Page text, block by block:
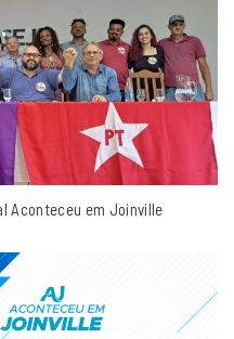
Aconteceu em Joinville